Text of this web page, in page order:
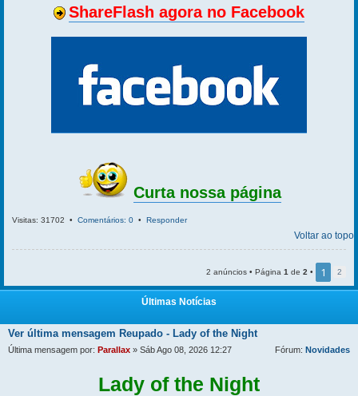
ShareFlash agora no Facebook
Curta nossa página
Visitas: 31702 • Comentários: 0 • Responder
Voltar ao topo
2 anúncios • Página 1 de 2 • 1 2
Últimas Notícias
Ver última mensagem Reupado - Lady of the Night
Última mensagem por: Parallax » Sáb Ago 08, 2026 12:27 Fórum: Novidades
Lady of the Night